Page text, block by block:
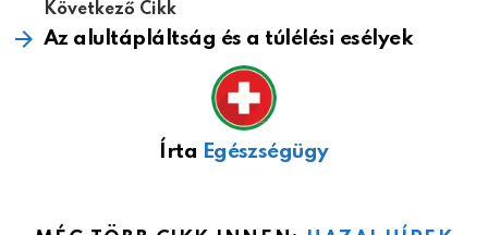
Következő Cikk
Az alultápláltság és a túlélési esélyek
Írta Egészségügy